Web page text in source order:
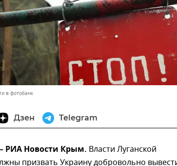
в фотобанк
Дзен Telegram
РИА Новости Крым. Власти Луганской
призвать Украину добровольно